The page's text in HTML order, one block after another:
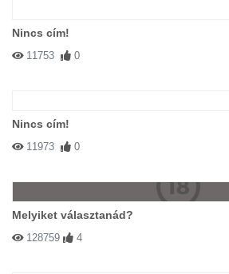
Nincs cím!
11753 0
Nincs cím!
11973 0
Melyiket választanád?
128759 4